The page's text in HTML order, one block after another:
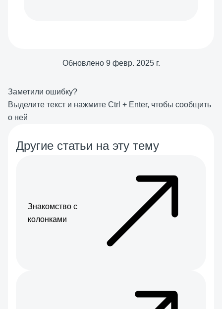
Обновлено 9 февр. 2025 г.
Заметили ошибку?
Выделите текст и нажмите Ctrl + Enter, чтобы сообщить
о ней
Другие статьи на эту тему
Знакомство с
колонками